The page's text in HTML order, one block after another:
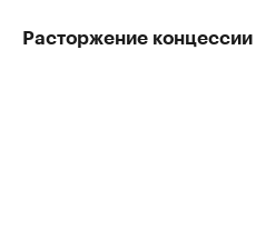
Расторжение концессии